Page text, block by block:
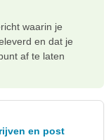
waarin je
en dat je
af te laten
en post